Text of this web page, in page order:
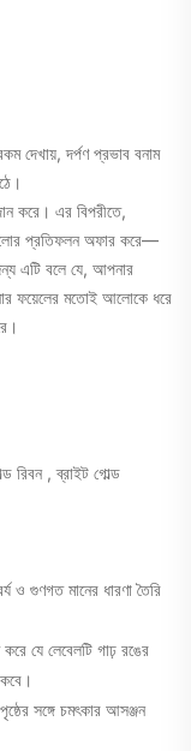
দেখায়,দর্পণ প্রভাব বনাম
করে। এর বিপরীতে,
প্রতিফলন অফার করে—
এটি বলে যে, আপনার
ফয়েলের মতোই আলোকে ধরে
রিবন , ব্রাইট গোল্ড
ও গুণগত মানের ধারণা তৈরি
করে যে লেবেলটি গাঢ় রঙের
সঙ্গে চমৎকার আসঞ্জন